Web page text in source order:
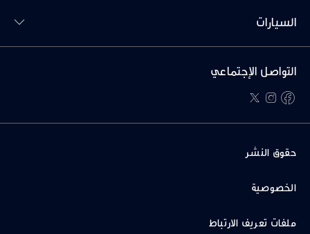
السيارات
التواصل الإجتماعي
facebook
instagram
حقوق النشر
الخصوصية
ملفات تعريف الارتباط